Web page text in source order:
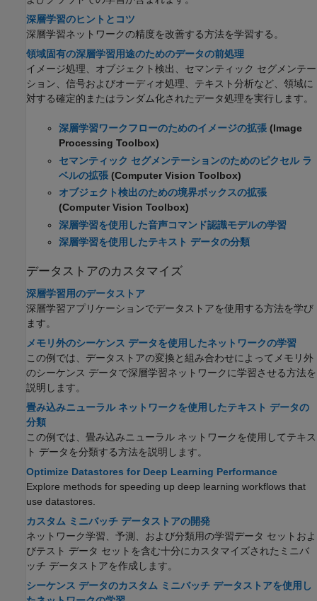
深層学習のヒントとコツ
深層学習ネットワークの精度を改善する方法を学習する。
領域固有の深層学習用途のためのデータの前処理
イメージ処理、オブジェクト検出、セマンティック セグメンテー
ション、信号およびオーディオ処理、テキスト分析など、領域に
対する確定的またはランダム化されたデータ処理を実行します。
深層学習ワークフローのためのイメージの拡張(Image
Processing Toolbox)
セマンティック セグメンテーションのためのピクセル ラ
ベルの拡張(Computer Vision Toolbox)
オブジェクト検出のための境界ボックスの拡張
(Computer Vision Toolbox)
深層学習を使用した音声コマンド認識モデルの学習
深層学習を使用したテキスト データの分類
データストアのカスタマイズ
深層学習用のデータストア
深層学習アプリケーションでデータストアを使用する方法を学び
ます。
メモリ外のシーケンス データを使用したネットワークの学習
この例では、データストアの変換と組み合わせによってメモリ外
のシーケンス データで深層学習ネットワークに学習させる方法を
説明します。
畳み込みニューラル ネットワークを使用したテキスト データの
分類
この例では、畳み込みニューラル ネットワークを使用してテキス
ト データを分類する方法を説明します。
Optimize Datastores for Deep Learning Performance
Explore methods for speeding up deep learning workflows that
use datastores.
カスタム ミニバッチ データストアの開発
ネットワーク学習、予測、および分類用の学習データ セットおよ
びテスト データ セットを含む十分にカスタマイズされたミニバ
ッチ データストアを作成します。
シーケンス データのカスタム ミニバッチ データストアを使用し